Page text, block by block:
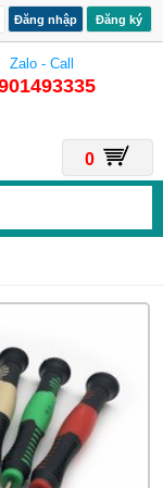
Đăng ký
Zalo - Call
0